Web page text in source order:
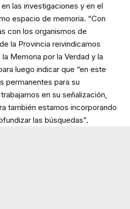
las investigaciones y en el
espacio de memoria. “Con
con los organismos de
la Provincia reivindicamos
Memoria por la Verdad y la
luego indicar que “en este
permanentes para su
en su señalización,
también estamos incorporando
las búsquedas”.